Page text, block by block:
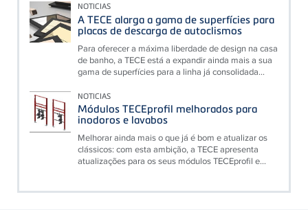
NOTICIAS
A TECE alarga a gama de superfícies para
placas de descarga de autoclismos
Para oferecer a máxima liberdade de design na casa
de banho, a TECE está a expandir ainda mais a sua
gama de superfícies para a linha já consolidada...
NOTICIAS
Módulos TECEprofil melhorados para
inodoros e lavabos
Melhorar ainda mais o que já é bom e atualizar os
clássicos: com esta ambição, a TECE apresenta
atualizações para os seus módulos TECEprofil e...